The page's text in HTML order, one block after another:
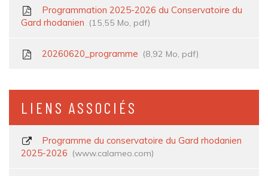
Programmation 2025-2026 du Conservatoire du
Gard rhodanien
15,55 Mo, pdf
20260620_programme 8,92 Mo, pdf
LIENS ASSOCIÉS
Programme du conservatoire du Gard rhodanien
2025-2026
www.calameo.com